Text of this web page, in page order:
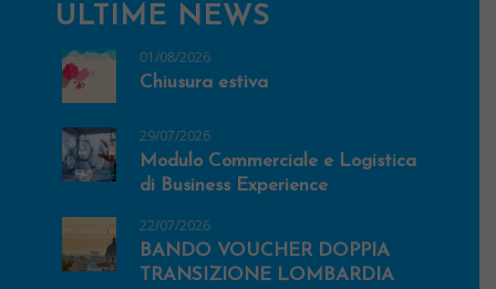
ULTIME NEWS
01/08/2026
Chiusura estiva
29/07/2026
Modulo Commerciale e Logistica
di Business Experience
22/07/2026
BANDO VOUCHER DOPPIA
TRANSIZIONE LOMBARDIA